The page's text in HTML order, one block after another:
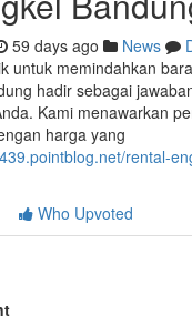
59 days ago News
untuk memindahkan
hadir sebagai
Kami menawarkan
harga yang
rental-
Who Upvoted